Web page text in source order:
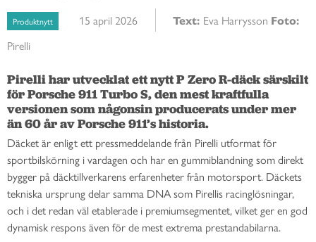
Produktnytt 15 april 2026 Text: Eva Harrysson Foto:
Pirelli
Pirelli har utvecklat ett nytt P Zero R-däck särskilt
för Porsche 911 Turbo S, den mest kraftfulla
versionen som någonsin producerats under mer
än 60 år av Porsche 911’s historia.
Däcket är enligt ett pressmeddelande från Pirelli utformat för
sportbilskörning i vardagen och har en gummiblandning som direkt
bygger på däcktillverkarens erfarenheter från motorsport. Däckets
tekniska ursprung delar samma DNA som Pirellis racinglösningar,
och i det redan väl etablerade i premiumsegmentet, vilket ger en god
dynamisk respons även för de mest extrema prestandabilarna.